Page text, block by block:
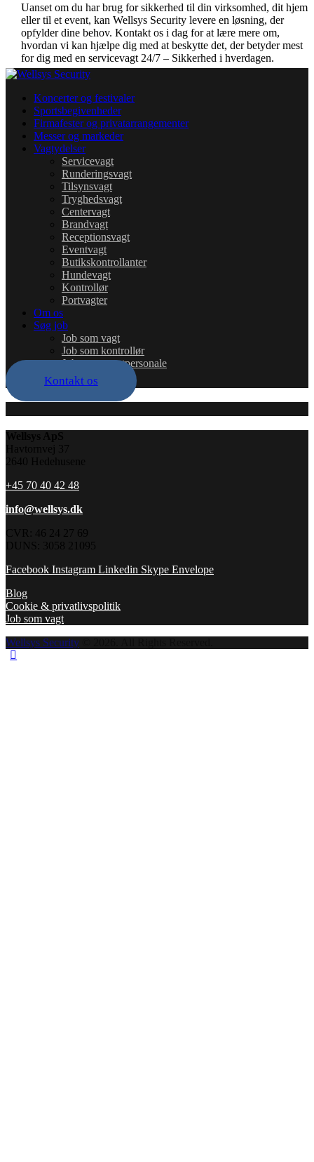
Uanset om du har brug for sikkerhed til din virksomhed, dit hjem
eller til et event, kan Wellsys Security levere en løsning, der
opfylder dine behov. Kontakt os i dag for at lære mere om,
hvordan vi kan hjælpe dig med at beskytte det, der betyder mest
for dig med en servicevagt 24/7 – Sikkerhed i hverdagen.
Koncerter og festivaler
Sportsbegivenheder
Firmafester og privatarrangementer
Messer og markeder
Vagtydelser
Servicevagt
Runderingsvagt
Tilsynsvagt
Tryghedsvagt
Centervagt
Brandvagt
Receptionsvagt
Eventvagt
Butikskontrollanter
Hundevagt
Kontrollør
Portvagter
Om os
Søg job
Job som vagt
Job som kontrollør
Job som eventpersonale
Kontakt os
Wellsys ApS
Havtornvej 37
2640 Hedehusene
+45 70 40 42 48
info@wellsys.dk
CVR: 46 24 27 69
DUNS: 3058 21095
Facebook Instagram Linkedin Skype Envelope
Blog
Cookie & privatlivspolitik
Job som vagt
Wellsys Security